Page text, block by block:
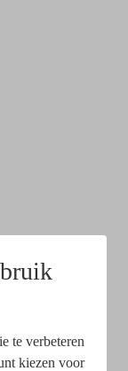
te verbeteren
kiezen voor